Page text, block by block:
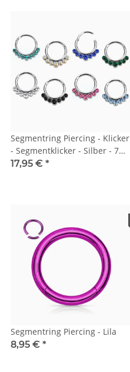
Segmentring Piercing - Klicker
- Segmentklicker - Silber - 7
Kristalle
17,95 € *
Segmentring Piercing - Lila
8,95 € *